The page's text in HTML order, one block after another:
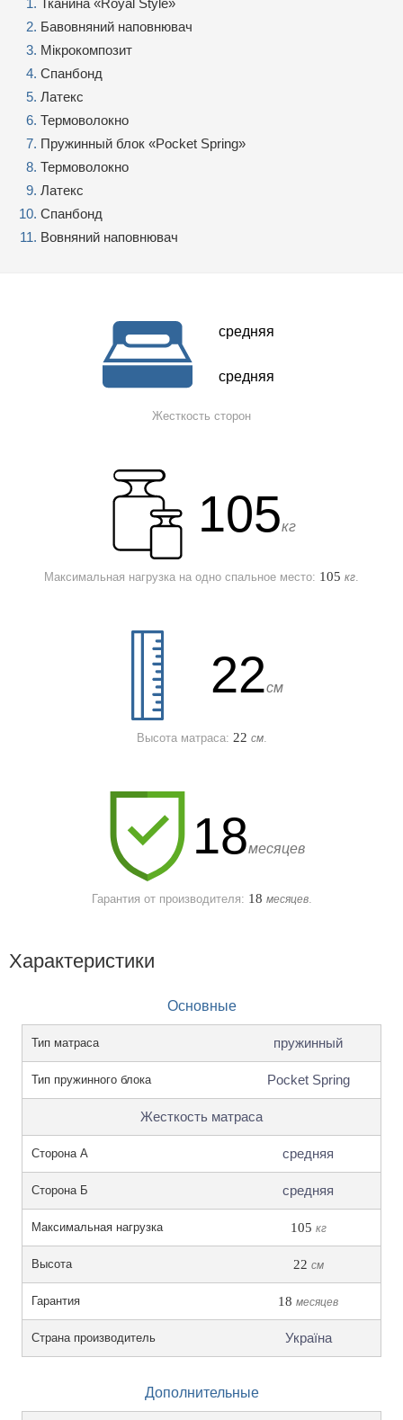
Бавовняний наповнювач
Мікрокомпозит
Спанбонд
Латекс
Термоволокно
Пружинный блок «Pocket Spring»
Термоволокно
Латекс
Спанбонд
Вовняний наповнювач
средняя
средняя
Жесткость сторон
105кг
Максимальная нагрузка на одно спальное место: 105 кг
22см
Высота матраса: 22 см.
18месяцев
Гарантия от производителя: 18 месяцев.
Характеристики
Основные
Тип матраса пружинный
Тип пружинного блока Pocket Spring
Жесткость матраса
Сторона А средняя
Сторона Б средняя
Максимальная нагрузка 105 кг
Высота 22 см
Гарантия 18 месяцев
Страна производитель Україна
Дополнительные